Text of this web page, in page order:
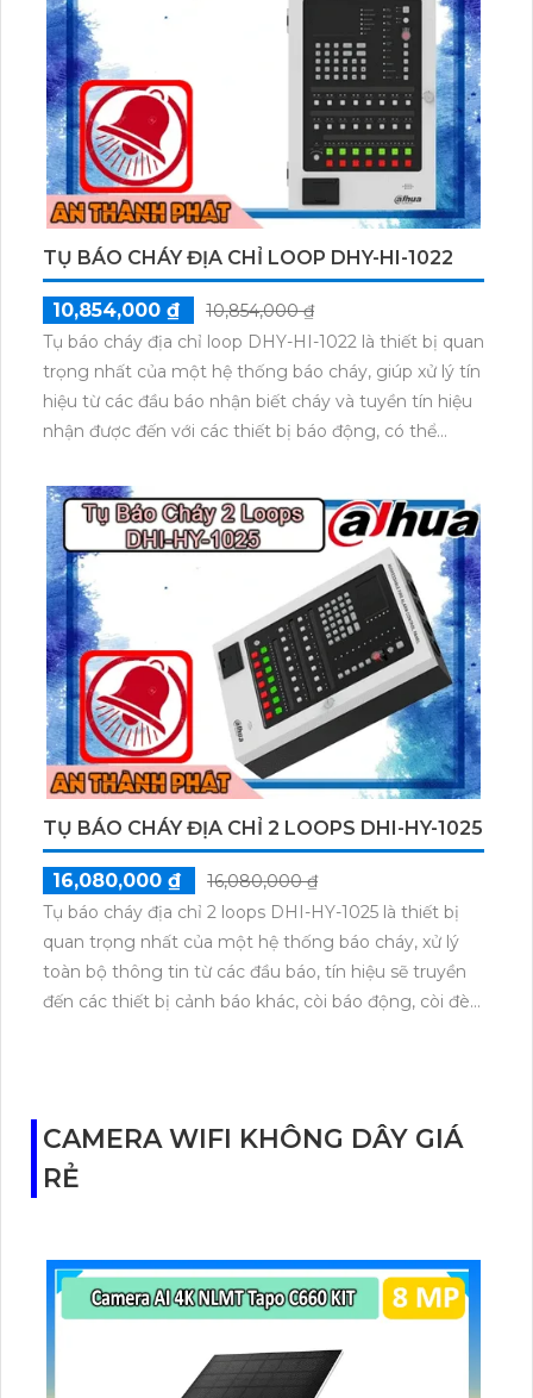
TỤ BÁO CHÁY ĐỊA CHỈ LOOP DHY-HI-1022
10,854,000 ₫
10,854,000 ₫
Tụ báo cháy địa chỉ loop DHY-HI-1022 là thiết bị quan
trọng nhất của một hệ thống báo cháy, giúp xử lý tín
hiệu từ các đầu báo nhận biết cháy và tuyền tín hiệu
nhận được đến với các thiết bị báo động, có thể
12v/5Ah
TỤ BÁO CHÁY ĐỊA CHỈ 2 LOOPS DHI-HY-1025
16,080,000 ₫
16,080,000 ₫
Tụ báo cháy địa chỉ 2 loops DHI-HY-1025 là thiết bị
quan trọng nhất của một hệ thống báo cháy, xử lý
toàn bộ thông tin từ các đầu báo, tín hiệu sẽ truyền
đến các thiết bị cảnh báo khác, còi báo động, còi đèn
CAMERA WIFI KHÔNG DÂY GIÁ
RẺ